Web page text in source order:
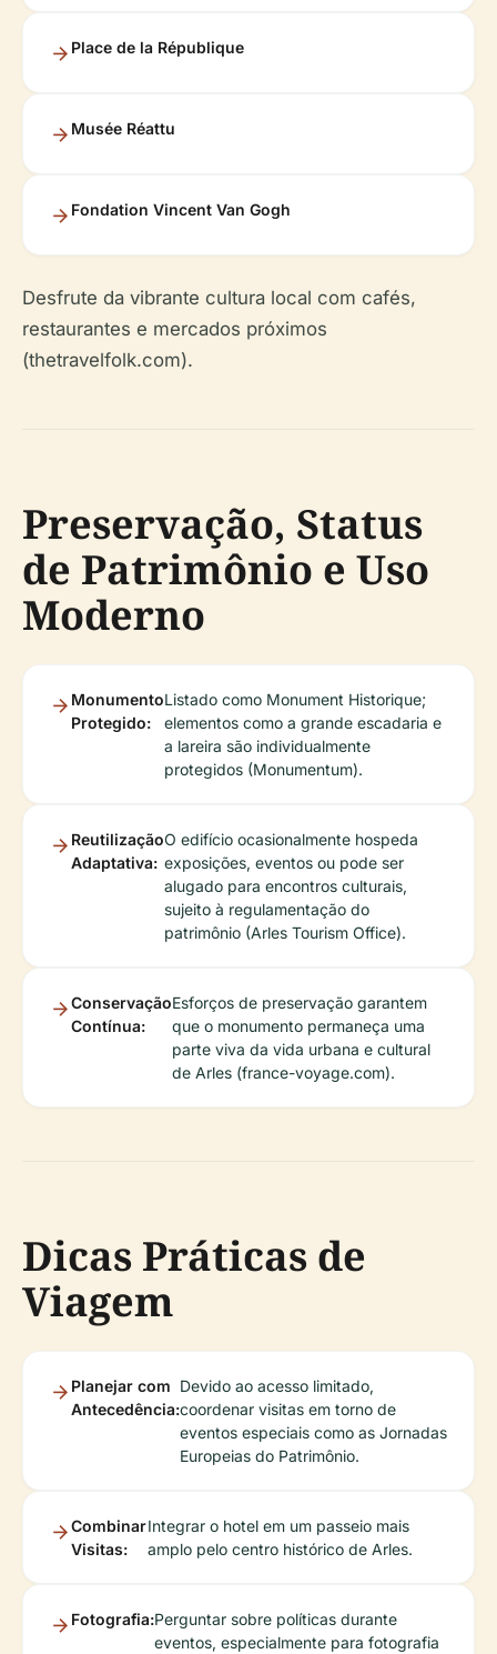
Place de la République
Musée Réattu
Fondation Vincent Van Gogh
Desfrute da vibrante cultura local com cafés,
restaurantes e mercados próximos
(thetravelfolk.com).
Preservação, Status
de Patrimônio e Uso
Moderno
Monumento
Protegido:
Listado como Monument Historique;
elementos como a grande escadaria e
a lareira são individualmente
protegidos (Monumentum).
Reutilização
Adaptativa:
O edifício ocasionalmente hospeda
exposições, eventos ou pode ser
alugado para encontros culturais,
sujeito à regulamentação do
patrimônio (Arles Tourism Office).
Conservação
Contínua:
Esforços de preservação garantem
que o monumento permaneça uma
parte viva da vida urbana e cultural
de Arles (france-voyage.com).
Dicas Práticas de
Viagem
Planejar com
Antecedência:
Devido ao acesso limitado,
coordenar visitas em torno de
eventos especiais como as Jornadas
Europeias do Patrimônio.
Combinar
Visitas:
Integrar o hotel em um passeio mais
amplo pelo centro histórico de Arles.
Fotografia:Perguntar sobre políticas durante
eventos, especialmente para fotografia